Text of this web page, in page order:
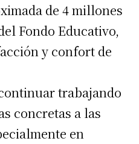
*Requerido
de 4 millones
Fondo Educativo,
y confort de
trabajando
concretas a las
en